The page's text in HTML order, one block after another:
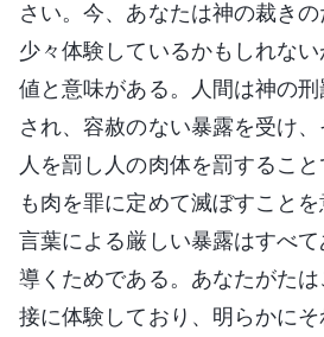
さい。今、あなたは神の裁き
少々体験しているかもしれな
値と意味がある。人間は神の
され、容赦のない暴露を受け
人を罰し人の肉体を罰するこ
も肉を罪に定めて滅ぼすことを
言葉による厳しい暴露はすべ
導くためである。あなたがた
接に体験しており、明らかに